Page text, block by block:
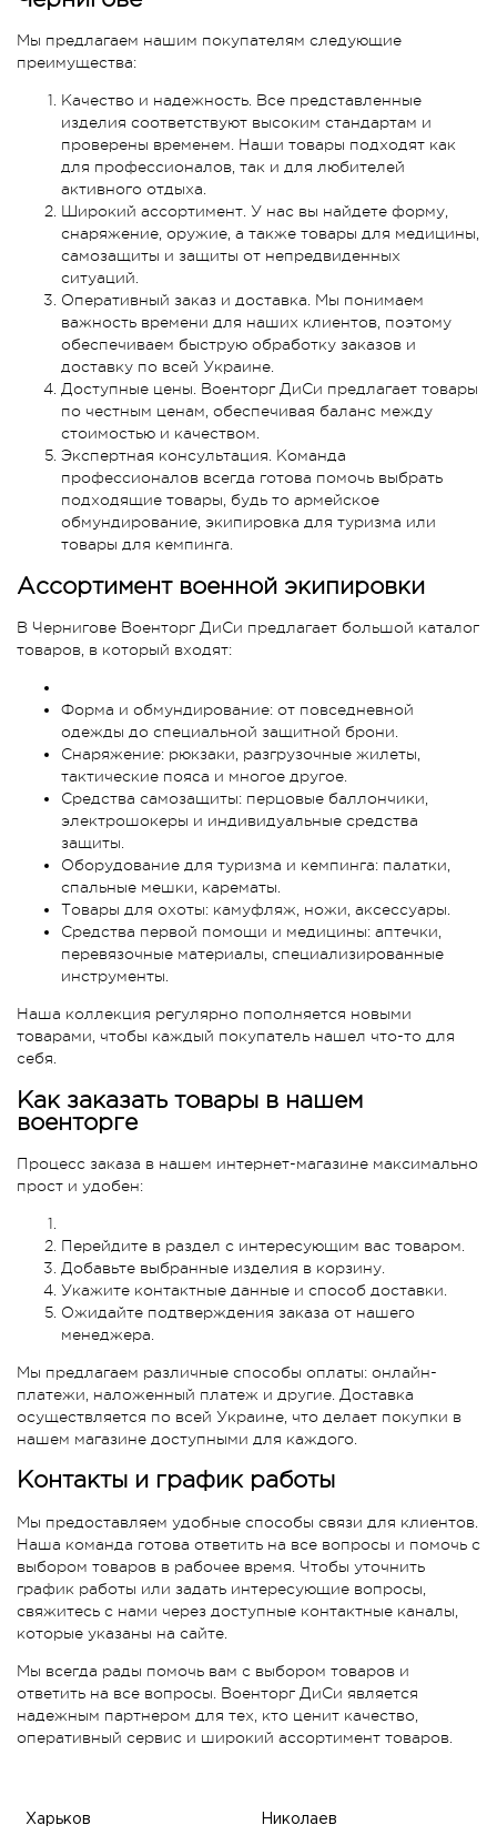
Мы предлагаем нашим покупателям следующие
преимущества:
Качество и надежность. Все представленные
изделия соответствуют высоким стандартам и
проверены временем. Наши товары подходят как
для профессионалов, так и для любителей
активного отдыха.
Широкий ассортимент. У нас вы найдете форму,
снаряжение, оружие, а также товары для медицины,
самозащиты и защиты от непредвиденных
ситуаций.
Оперативный заказ и доставка. Мы понимаем
важность времени для наших клиентов, поэтому
обеспечиваем быструю обработку заказов и
доставку по всей Украине.
Доступные цены. Военторг ДиСи предлагает товары
по честным ценам, обеспечивая баланс между
стоимостью и качеством.
Экспертная консультация. Команда
профессионалов всегда готова помочь выбрать
подходящие товары, будь то армейское
обмундирование, экипировка для туризма или
товары для кемпинга.
Ассортимент военной экипировки
В Чернигове Военторг ДиСи предлагает большой каталог
товаров, в который входят:
Форма и обмундирование: от повседневной
одежды до специальной защитной брони.
Снаряжение: рюкзаки, разгрузочные жилеты,
тактические пояса и многое другое.
Средства самозащиты: перцовые баллончики,
электрошокеры и индивидуальные средства
защиты.
Оборудование для туризма и кемпинга: палатки,
спальные мешки, карематы.
Товары для охоты: камуфляж, ножи, аксессуары.
Средства первой помощи и медицины: аптечки,
перевязочные материалы, специализированные
инструменты.
Наша коллекция регулярно пополняется новыми
товарами, чтобы каждый покупатель нашел что-то для
себя.
Как заказать товары в нашем
военторге
Процесс заказа в нашем интернет-магазине максимально
прост и удобен:
Перейдите в раздел с интересующим вас товаром.
Добавьте выбранные изделия в корзину.
Укажите контактные данные и способ доставки.
Ожидайте подтверждения заказа от нашего
менеджера.
Мы предлагаем различные способы оплаты: онлайн-
платежи, наложенный платеж и другие. Доставка
осуществляется по всей Украине, что делает покупки в
нашем магазине доступными для каждого.
Контакты и график работы
Мы предоставляем удобные способы связи для клиентов.
Наша команда готова ответить на все вопросы и помочь с
выбором товаров в рабочее время. Чтобы уточнить
график работы или задать интересующие вопросы,
свяжитесь с нами через доступные контактные каналы,
которые указаны на сайте.
Мы всегда рады помочь вам с выбором товаров и
ответить на все вопросы. Военторг ДиСи является
надежным партнером для тех, кто ценит качество,
оперативный сервис и широкий ассортимент товаров.
Харьков Николаев